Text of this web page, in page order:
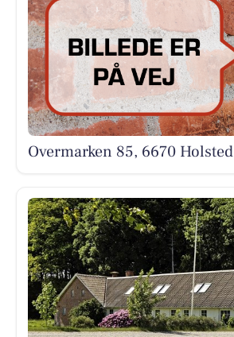
Overmarken 85, 6670 Holsted